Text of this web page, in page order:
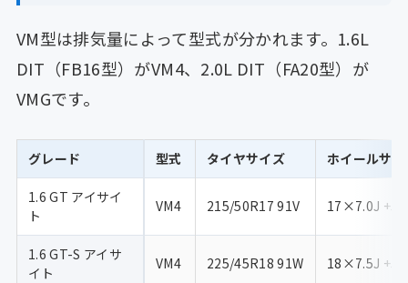
VM型は排気量によって型式が分かれます。1.6L
DIT（FB16型）がVM4、2.0L DIT（FA20型）が
VMGです。
グレード 型式 タイヤサイズ ホイールサ
1.6 GT アイサイ
ト
VM4 215/50R17 91V 17×7.0J +55
1.6 GT-S アイサ
イト
VM4 225/45R18 91W 18×7.5J +55